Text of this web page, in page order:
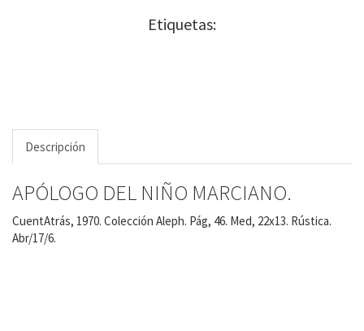
Etiquetas:
Descripción
APÓLOGO DEL NIÑO MARCIANO.
CuentAtrás, 1970. Colección Aleph. Pág, 46. Med, 22x13. Rústica.
Abr/17/6.